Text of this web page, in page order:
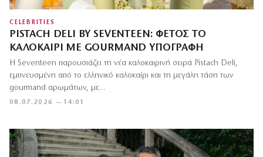
CELEBRITIES
PISTACH DELI BY SEVENTEEN: ΦΈΤΟΣ ΤΟ
ΚΑΛΟΚΑΊΡΙ ΜΕ GOURMAND ΥΠΟΓΡΑΦΉ
08.07.2026 — 14:01
Η Seventeen παρουσιάζει τη νέα καλοκαιρινή σειρά Pistach Deli,
εμπνευσμένη από το ελληνικό καλοκαίρι και τη μεγάλη τάση των
gourmand αρωμάτων, με…